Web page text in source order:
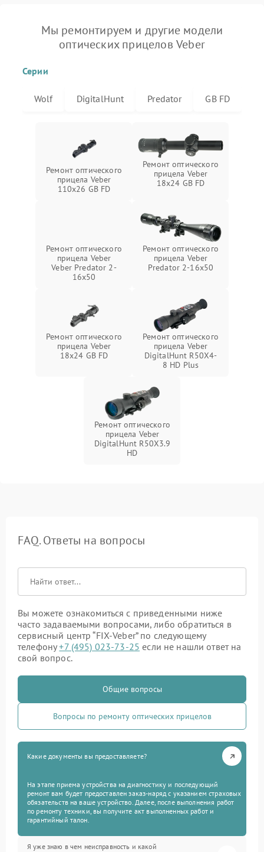
Мы ремонтируем и другие модели
оптических прицелов Veber
Серии
Wolf DigitalHunt Predator GB FD
Ремонт оптического
прицела Veber
110x26 GB FD
Ремонт оптического
прицела Veber
18x24 GB FD
Ремонт оптического
прицела Veber
Veber Predator 2-
16x50
Ремонт оптического
прицела Veber
Predator 2-16x50
Ремонт оптического
прицела Veber
18x24 GB FD
Ремонт оптического
прицела Veber
DigitalHunt R50X4-
8 HD Plus
Ремонт оптического
прицела Veber
DigitalHunt R50X3.9
HD
FAQ. Ответы на вопросы
Вы можете ознакомиться с приведенными ниже
часто задаваемыми вопросами, либо обратиться в
сервисный центр “FIX-Veber” по следующему
телефону+7 (495) 023-73-25 если не нашли ответ на
свой вопрос.
Общие вопросы
Вопросы по ремонту оптических прицелов
Какие документы вы предоставляете?
На этапе приема устройства на диагностику и последующий
ремонт вам будет предоставлен заказ-наряд с указанием страховых
обязательств на ваше устройство. Далее, после выполнения работ
по ремонту техники, вы получите акт выполненных работ и
гарантийный талон.
Я уже знаю в чем неисправность и какой